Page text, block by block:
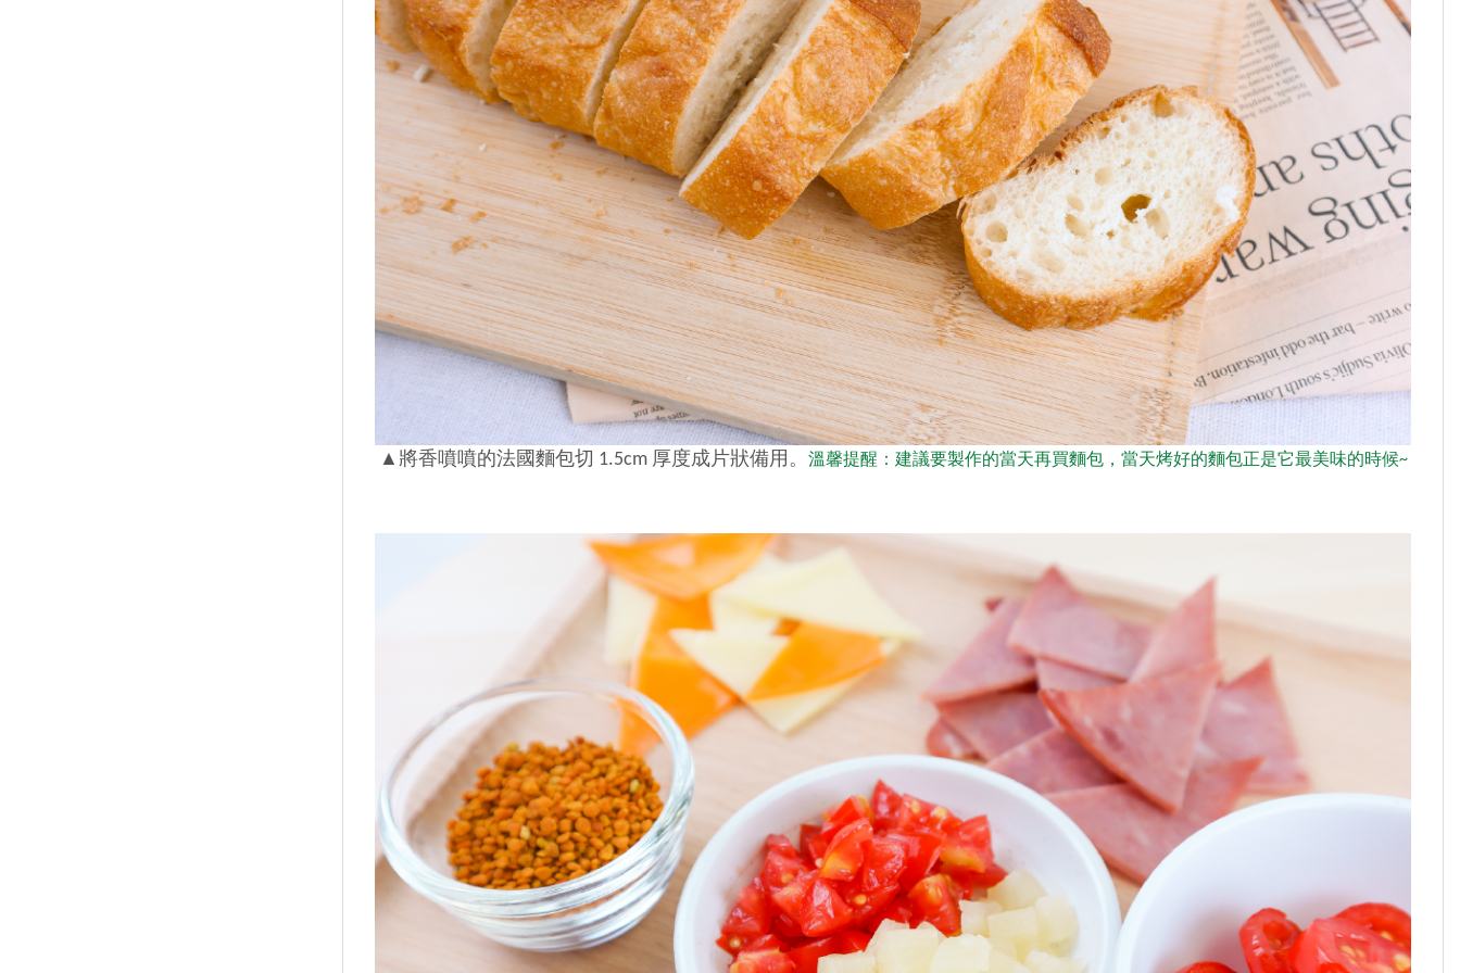
▲將香噴噴的法國麵包切 1.5cm 厚度成片狀備用。 溫馨提醒：建議要製作的當天再買麵包，當天烤好的麵包正是它最美味的時候~